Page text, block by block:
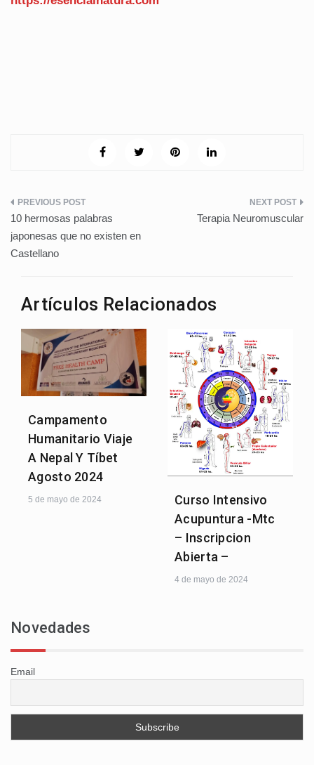
Navegación
de
entradas
10 hermosas palabras
japonesas que no existen en
Castellano
Terapia Neuromuscular
Artículos Relacionados
Campamento
Humanitario Viaje
A Nepal Y Tíbet
Agosto 2024
5 de mayo de 2024
Curso Intensivo
Acupuntura -Mtc
– Inscripcion
Abierta –
4 de mayo de 2024
Novedades
Email